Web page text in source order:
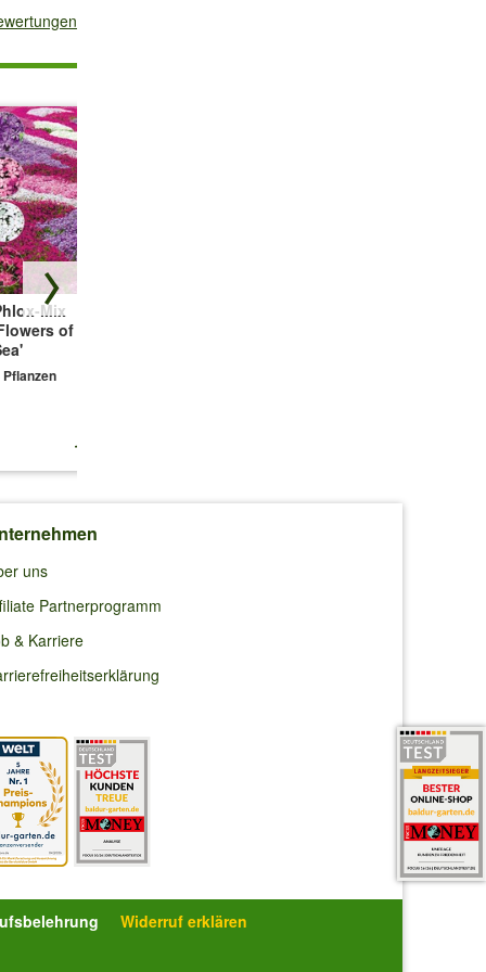
Mix
of the
Pflanzen
11,99 €
uns
Partnerprogramm
& Karriere
Widerruf erklären